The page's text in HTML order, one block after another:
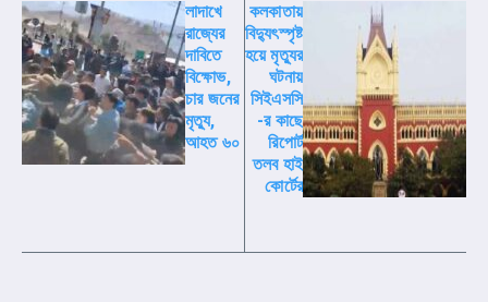
লাদাখে
রাজ্যের
দাবিতে
বিক্ষোভ,
চার জনের
মৃত্যু,
আহত ৬০
কলকাতায়
বিদ্যুৎস্পৃষ্ট
হয়ে মৃত্যুর
ঘটনায়
সিইএসসি
-র কাছে
রিপোর্ট
তলব হাই
কোর্টের